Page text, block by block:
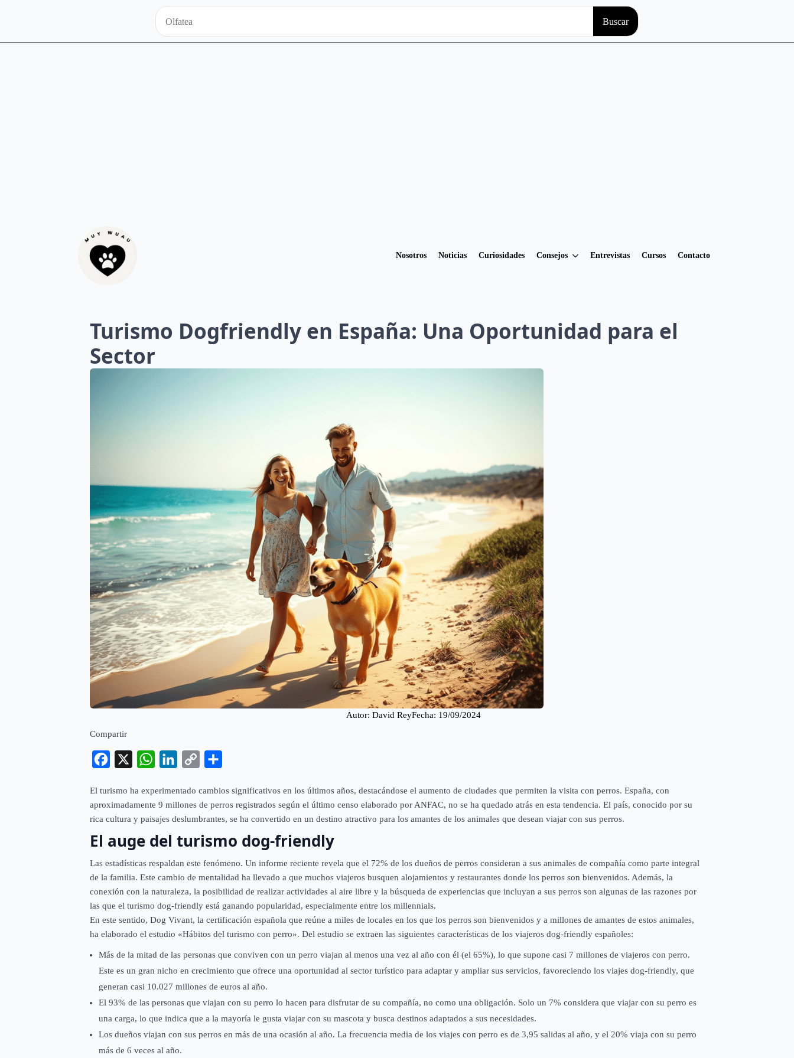
Buscar
Search
for:
Nosotros Noticias Curiosidades Consejos Entrevistas Cursos Contacto
Turismo Dogfriendly en España: Una Oportunidad para el
Sector
Autor: David ReyFecha: 19/09/2024
Compartir
Facebook WhatsAppLinkedInCopy
El turismo ha experimentado cambios significativos en los últimos años, destacándose el aumento de ciudades que permiten la visita con perros. España, con
aproximadamente 9 millones de perros registrados según el último censo elaborado por ANFAC, no se ha quedado atrás en esta tendencia. El país, conocido por su
rica cultura y paisajes deslumbrantes, se ha convertido en un destino atractivo para los amantes de los animales que desean viajar con sus perros.
El auge del turismo dog-friendly
Las estadísticas respaldan este fenómeno. Un informe reciente revela que el 72% de los dueños de perros consideran a sus animales de compañía como parte integral
de la familia. Este cambio de mentalidad ha llevado a que muchos viajeros busquen alojamientos y restaurantes donde los perros son bienvenidos. Además, la
conexión con la naturaleza, la posibilidad de realizar actividades al aire libre y la búsqueda de experiencias que incluyan a sus perros son algunas de las razones por
las que el turismo dog-friendly está ganando popularidad, especialmente entre los millennials.
En este sentido, Dog Vivant, la certificación española que reúne a miles de locales en los que los perros son bienvenidos y a millones de amantes de estos animales,
ha elaborado el estudio «Hábitos del turismo con perro». Del estudio se extraen las siguientes características de los viajeros dog-friendly españoles:
Más de la mitad de las personas que conviven con un perro viajan al menos una vez al año con él (el 65%), lo que supone casi 7 millones de viajeros con perro.
Este es un gran nicho en crecimiento que ofrece una oportunidad al sector turístico para adaptar y ampliar sus servicios, favoreciendo los viajes dog-friendly, que
generan casi 10.027 millones de euros al año.
El 93% de las personas que viajan con su perro lo hacen para disfrutar de su compañía, no como una obligación. Solo un 7% considera que viajar con su perro es
una carga, lo que indica que a la mayoría le gusta viajar con su mascota y busca destinos adaptados a sus necesidades.
Los dueños viajan con sus perros en más de una ocasión al año. La frecuencia media de los viajes con perro es de 3,95 salidas al año, y el 20% viaja con su perro
más de 6 veces al año.